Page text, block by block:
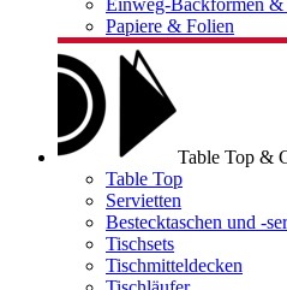
Einweg-Backformen
Papiere & Folien
Table Top &
Table Top
Servietten
Bestecktaschen und -
Tischsets
Tischmitteldecken